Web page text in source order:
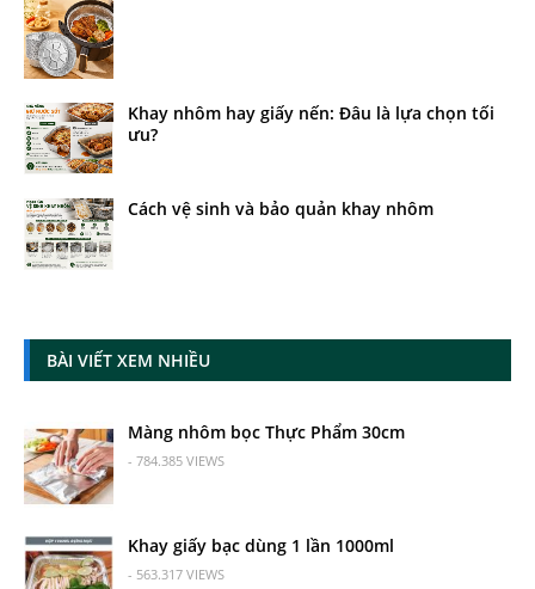
Khay nhôm hay giấy nến: Đâu là lựa chọn tối
ưu?
Cách vệ sinh và bảo quản khay nhôm
BÀI VIẾT XEM NHIỀU
Màng nhôm bọc Thực Phẩm 30cm
- 784.385 VIEWS
Khay giấy bạc dùng 1 lần 1000ml
- 563.317 VIEWS